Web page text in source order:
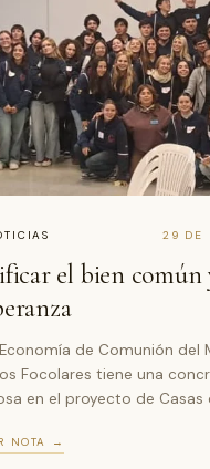
29 DE
el bien común
Economía de Comunión del
Focolares tiene una
en el proyecto de Casas
NOTA →